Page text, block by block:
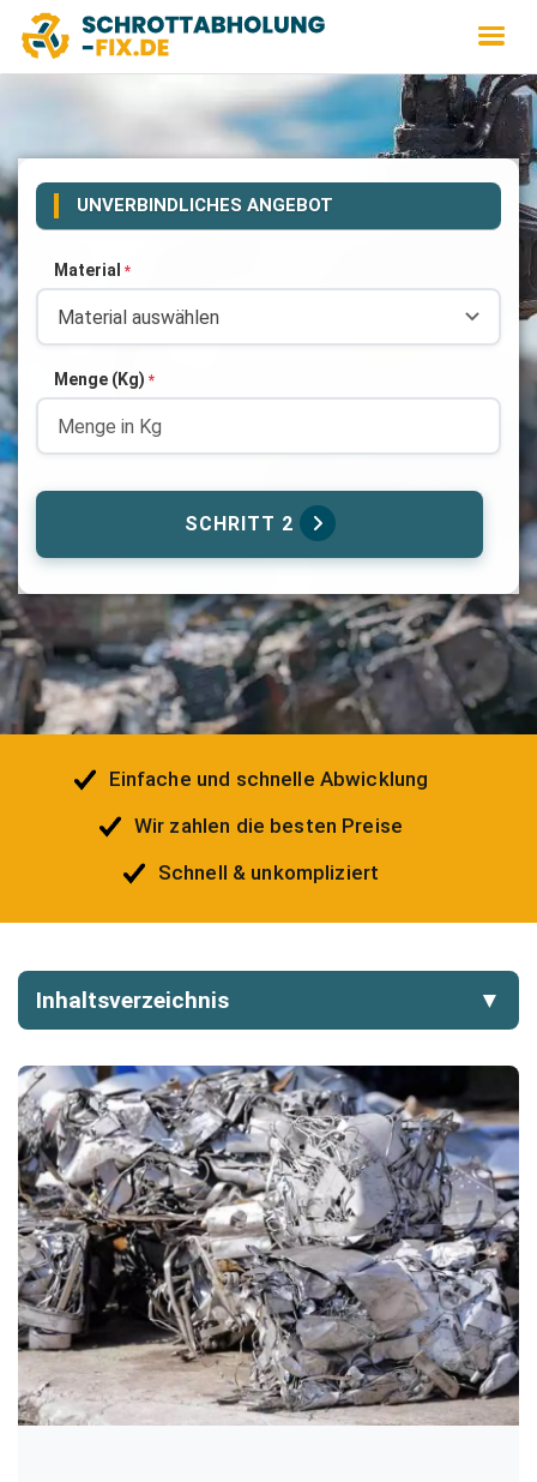
UNVERBINDLICHES ANGEBOT
Material *
Menge (Kg) *
SCHRITT 2
Einfache und schnelle Abwicklung
Wir zahlen die besten Preise
Schnell & unkompliziert
Inhaltsverzeichnis ▼